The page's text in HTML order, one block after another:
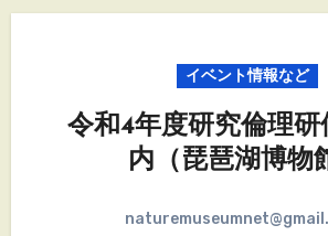
イベント情報など
令和4年度研究倫理
内（琵琶湖博物